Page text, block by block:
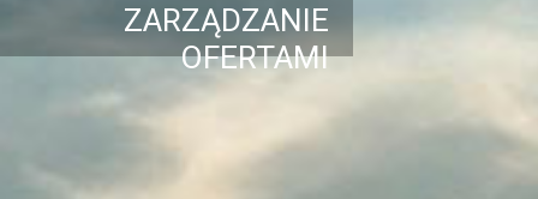
ZARZĄDZANIE
OFERTAMI